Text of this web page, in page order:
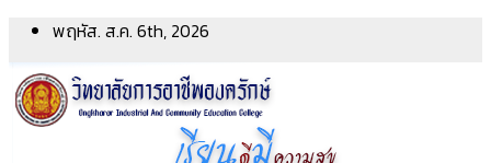
Skip
content
พฤหัส. ส.ค. 6th, 2026